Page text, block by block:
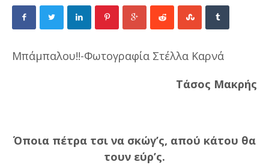
Μπάμπαλου!!-Φωτογραφία Στέλλα Καρνά
Τάσος Μακρής
Όποια πέτρα τσι να σκώγ’ς, απού κάτου θα
τουν εύρ’ς.